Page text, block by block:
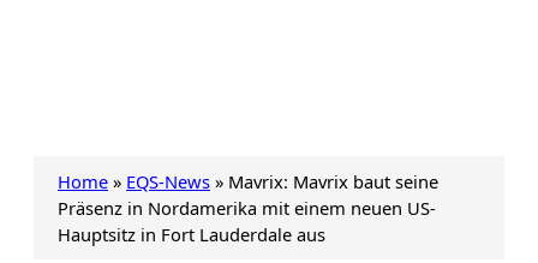
Home » EQS-News » Mavrix: Mavrix baut seine
Präsenz in Nordamerika mit einem neuen US-
Hauptsitz in Fort Lauderdale aus